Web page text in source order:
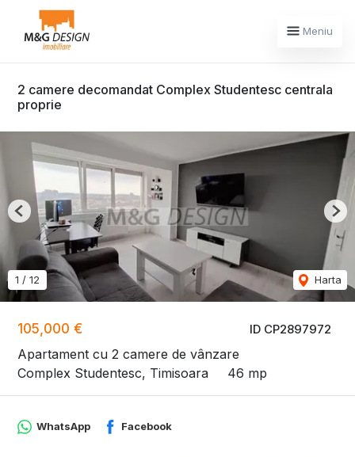
Meniu
2 camere decomandat Complex Studentesc centrala
proprie
ID CP2897972
105,000 €
Apartament cu 2 camere de vânzare
Complex Studentesc, Timisoara
46 mp
1 / 12 Harta
Previous
WhatsApp Facebook